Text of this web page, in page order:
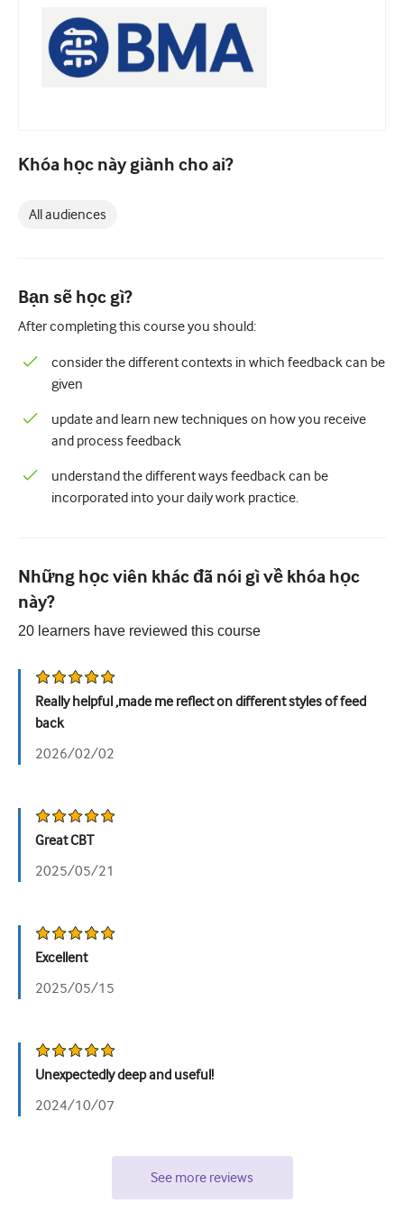
Chăm sóc giảm nhẹ
Bệnh lý/Y học phòng thí nghiệm
Cải thiện chất lượng
Thận học
Hô hấp
Sức khỏe tình dục
Ca phẫu thuật
Tiết niệu
Sức khỏe phụ nữ
Khóa học này giành cho ai?
All audiences
Bạn sẽ học gì?
After completing this course you should:
consider the different contexts in which feedback can be
given
update and learn new techniques on how you receive
and process feedback
understand the different ways feedback can be
incorporated into your daily work practice.
Những học viên khác đã nói gì về khóa học
này?
20 learners have reviewed this course
Really helpful ,made me reflect on different styles of feed
back
2026/02/02
Great CBT
2025/05/21
Excellent
2025/05/15
Unexpectedly deep and useful!
2024/10/07
See more reviews